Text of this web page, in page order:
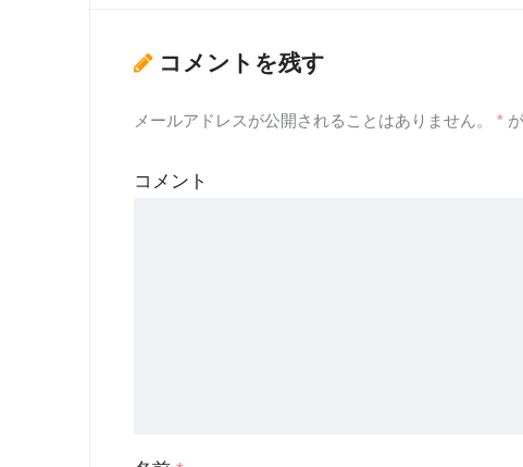
コメントを残す
メールアドレスが公開されることはありません。 *
コメント